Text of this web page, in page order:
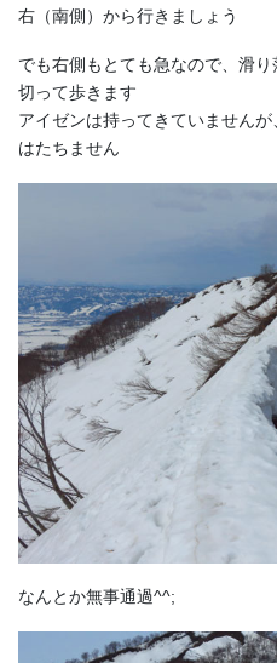
右（南側）から行きましょう
でも右側もとても急なので、滑
切って歩きます
アイゼンは持ってきていません
はたちません
なんとか無事通過^^;